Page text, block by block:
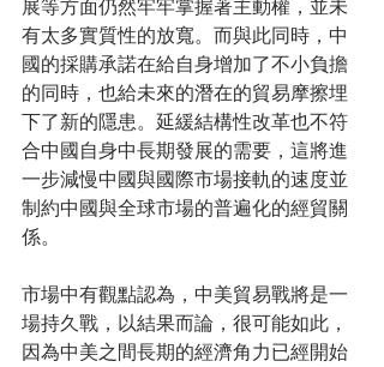
展等方面仍然牢牢掌握著主動權，並未
有太多實質性的放寬。而與此同時，中
國的採購承諾在給自身增加了不小負擔
的同時，也給未來的潛在的貿易摩擦埋
下了新的隱患。延緩結構性改革也不符
合中國自身中長期發展的需要，這將進
一步減慢中國與國際市場接軌的速度並
制約中國與全球市場的普遍化的經貿關
係。
市場中有觀點認為，中美貿易戰將是一
場持久戰，以結果而論，很可能如此，
因為中美之間長期的經濟角力已經開始